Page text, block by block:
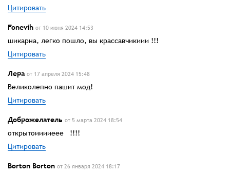
Цитировать
Fonevih от 10 июня 2024 14:53
шикарна, легко пошло, вы крассавчикиии !!!
Цитировать
Лера от 17 апреля 2024 15:48
Великолепно пашит мод!
Цитировать
Доброжелатель от 5 марта 2024 18:54
открытоииииеее !!!!
Цитировать
Borton Borton от 26 января 2024 18:17